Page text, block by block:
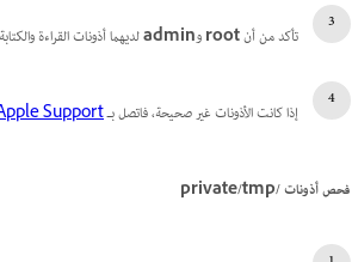
تأكد من أنrootوadminلديهما أذونات القراءة
إذا كانت الأذونات غير صحيحة، فاتصل بـSupport
فحص أذونات/private/tmp